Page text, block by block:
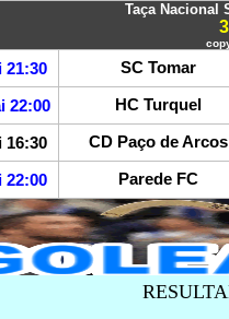
Taça Nacional
21:30 SC Tomar
22:00 HC Turquel
16:30 CD Paço de Arcos
22:00 Parede FC